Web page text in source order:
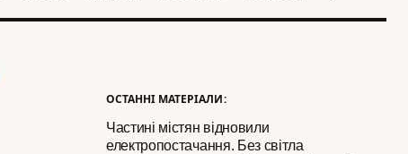
ОСТАННІ МАТЕРІАЛИ:
Частині містян відновили
електропостачання. Без світла